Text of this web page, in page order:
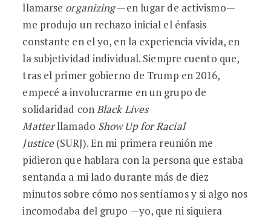
llamarse organizing—en lugar de activismo—
me produjo un rechazo inicial el énfasis
constante en el yo, en la experiencia vivida, en
la subjetividad individual. Siempre cuento que,
tras el primer gobierno de Trump en 2016,
empecé a involucrarme en un grupo de
solidaridad conBlack Lives
Matterllamado Show Up for Racial
Justice(SURJ). En mi primera reunión me
pidieron que hablara con la persona que estaba
sentanda a mi lado durante más de diez
minutos sobre cómo nos sentíamos y si algo nos
incomodaba del grupo —yo, que ni siquiera